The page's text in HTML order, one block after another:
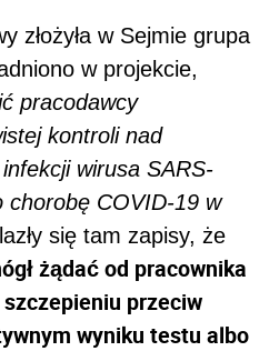
złożyła w Sejmie grupa
w projekcie,
pracodawcy
kontroli nad
wirusa SARS-
chorobę COVID-19 w
się tam zapisy, że
żądać od pracownika
przeciw
wyniku testu albo